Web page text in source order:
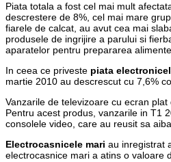
Piata totala a fost cel mai mult
descrestere de 8%, cel mai mare
fiarele de calcat, au avut cea mai
produsele de ingrijire a parului si
aparatelor pentru prepararea
In ceea ce priveste piata
martie 2010 au descrescut cu 7,6%
Vanzarile de televizoare cu ecran
Pentru acest produs, vanzarile in T1
consolele video, care au reusit sa
Electrocasnicele mari au inregistrat
electrocasnice mari a atins o valoare